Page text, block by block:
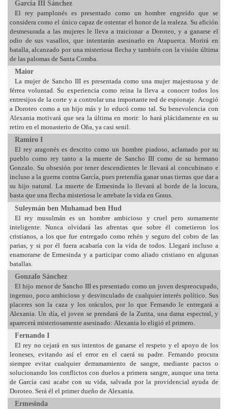
García III Sánchez
El rey pamplonés es presentado como un hombre engreído que se
considera como el único capaz de ostentar el honor de la realeza. Su afición
desmesurada a las mujeres le lleva a traicionar a Doroteo, y a ganarse el
odio de sus vasallos, que intentarán asesinarlo en Atapuerca. Morirá en
batalla, alcanzado por una misteriosa flecha y también con la visión última
de las palomas de Santa Comba.
Maior
La mujer de Sancho III es presentada como una mujer majestuosa y de
férrea voluntad. Su experiencia como reina la lleva a conocer todos los
entresijos de la corte y a controlar una importante red de espionaje. Acogió
a Doroteo como a un hijo más y lo educó como tal. Su benevolencia con
Alexania motivará que sea la última en morir: lo hará plácidamente en su
retiro en el monasterio de Oña, ya casi senil.
Ramiro I
El rey aragonés es descrito como un hombre piadoso, aclamado por su
pueblo como rey tanto a la muerte de Sancho III como de su hermano
Gonzalo. Su obsesión por tener descendientes le llevará al concubinato e
incluso a la guerra contra García, pues pretendía ganar unas tierras que dar a
su hijo natural. La muerte de Ermesinda lo llevará al borde de la locura,
hasta que una flecha misteriosa le arrebate la vida en Graus.
Suleymán ben Muhamad ben Hud
El rey musulmán es un hombre ambicioso y cruel pero sumamente
inteligente. Nunca olvidará las afrentas que sobre él cometieron los
cristianos, a los que fue entregado como rehén y seguro del cobro de las
parias, y si por él fuera acabaría con la vida de todos. Llegará incluso a
enamorarse de Ermesinda y a participar como aliado cristiano en algunas
batallas.
Gonzalo Sánchez
El hijo menor de Sancho III es presentado como un joven despreocupado,
ingenuo, poco ambicioso y desvinculado de cualquier interés político. Sus
placeres son la caza y los oráculos, por lo que Fernando le entregará a
Alexania. Un día, el joven se prendará de la Zurita, una dama espectral, y
aparecerá misteriosamente asesinado: Alexania lo eligió el primero.
Fernando I
El rey no cejará en sus intentos de ganarse el respeto y el apoyo de los
leoneses, evitando así el error en el caerá su padre. Fernando procura
siempre evitar cualquier derramamiento de sangre, mediante pactos o
solucionando los conflictos con duelos a primera sangre, aunque una treta
de García casi acabe con su vida, salvada por la providencial ayuda de
Doroteo. Será él el primer dueño de Alexania.
Ermesinda